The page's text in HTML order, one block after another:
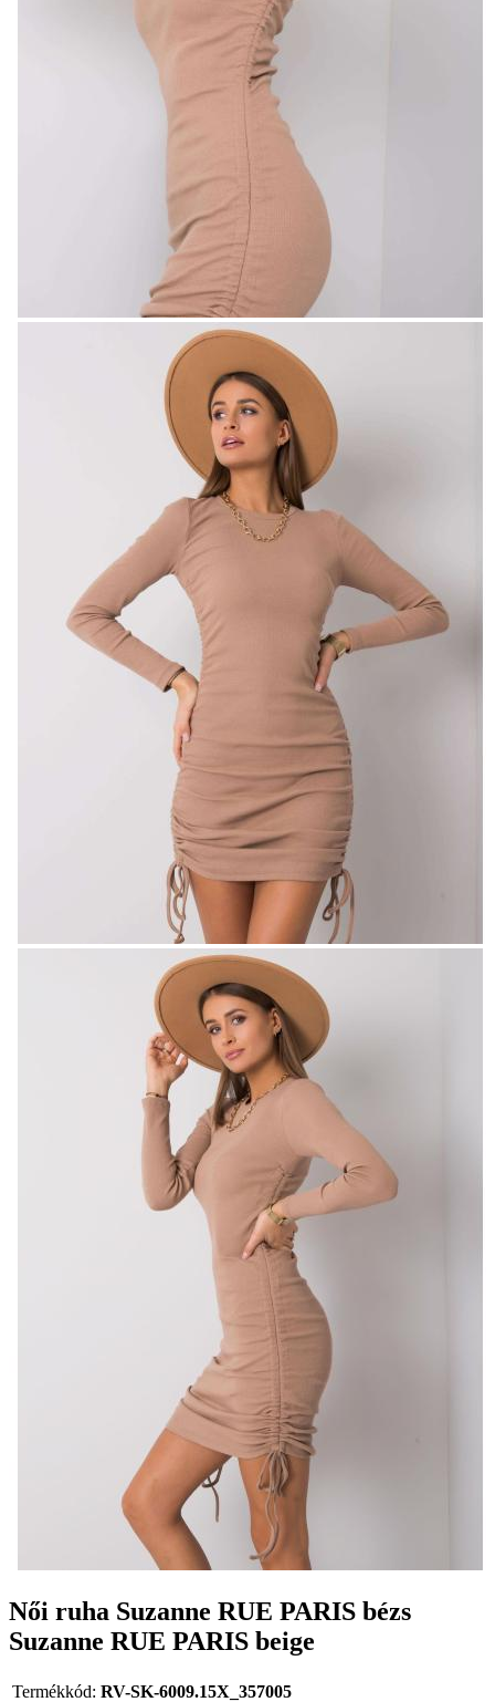
Női ruha Suzanne RUE PARIS bézs
Suzanne RUE PARIS beige
Termékkód: RV-SK-6009.15X_357005